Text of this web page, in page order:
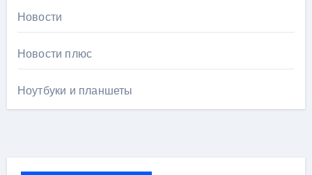
Новости
Новости плюс
Ноутбуки и планшеты